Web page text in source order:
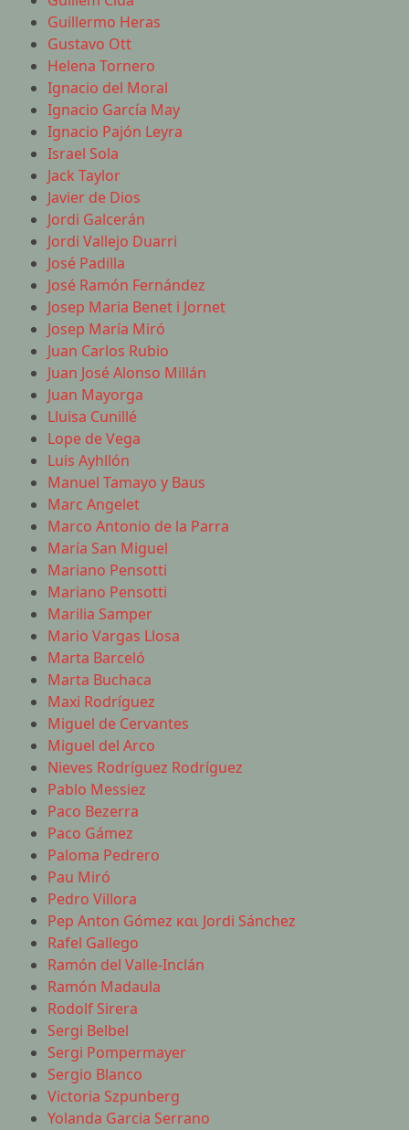
Guillermo Heras
Gustavo Ott
Helena Tornero
Ignacio del Moral
Ignacio García May
Ignacio Pajón Leyra
Israel Sola
Jack Taylor
Javier de Dios
Jordi Galcerán
Jordi Vallejo Duarri
José Padilla
José Ramón Fernández
Josep Maria Benet i Jornet
Josep María Miró
Juan Carlos Rubio
Juan José Alonso Millán
Juan Mayorga
Lluisa Cunillé
Lope de Vega
Luis Ayhllón
Manuel Tamayo y Baus
Marc Angelet
Marco Antonio de la Parra
María San Miguel
Mariano Pensotti
Mariano Pensotti
Marilia Samper
Mario Vargas Llosa
Marta Barceló
Marta Buchaca
Maxi Rodríguez
Miguel de Cervantes
Miguel del Arco
Nieves Rodríguez Rodríguez
Pablo Messiez
Paco Bezerra
Paco Gámez
Paloma Pedrero
Pau Miró
Pedro Villora
Pep Anton Gómez και Jordi Sánchez
Rafel Gallego
Ramón del Valle-Inclán
Ramón Madaula
Rodolf Sirera
Sergi Belbel
Sergi Pompermayer
Sergio Blanco
Victoria Szpunberg
Yolanda Garcia Serrano